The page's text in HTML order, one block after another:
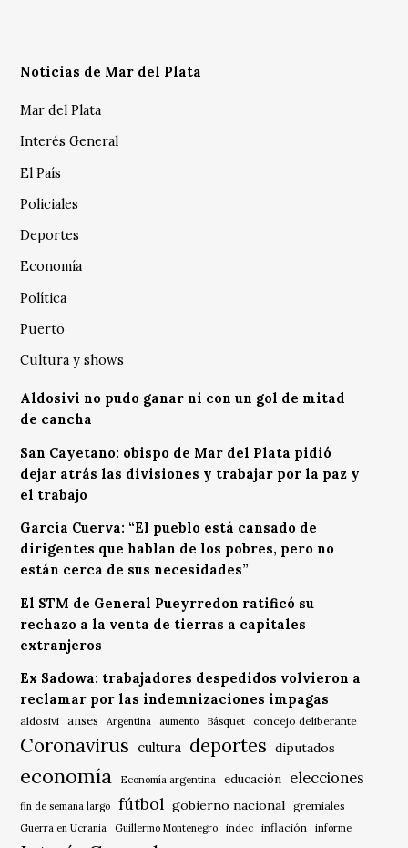
Noticias de Mar del Plata
Mar del Plata
Interés General
El País
Policiales
Deportes
Economía
Política
Puerto
Cultura y shows
Aldosivi no pudo ganar ni con un gol de mitad
de cancha
San Cayetano: obispo de Mar del Plata pidió
dejar atrás las divisiones y trabajar por la paz y
el trabajo
García Cuerva: “El pueblo está cansado de
dirigentes que hablan de los pobres, pero no
están cerca de sus necesidades”
El STM de General Pueyrredon ratificó su
rechazo a la venta de tierras a capitales
extranjeros
Ex Sadowa: trabajadores despedidos volvieron a
reclamar por las indemnizaciones impagas
aldosivi anses Argentina aumento Básquet concejo deliberante
Coronavirus cultura deportes diputados
economía Economía argentina educación elecciones
fin de semana largo fútbol gobierno nacional gremiales
Guerra en Ucrania Guillermo Montenegro indec inflación informe